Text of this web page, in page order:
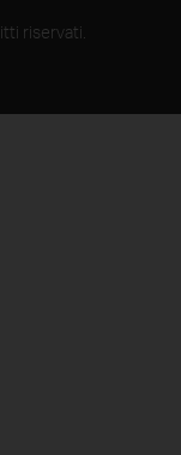
riservati.